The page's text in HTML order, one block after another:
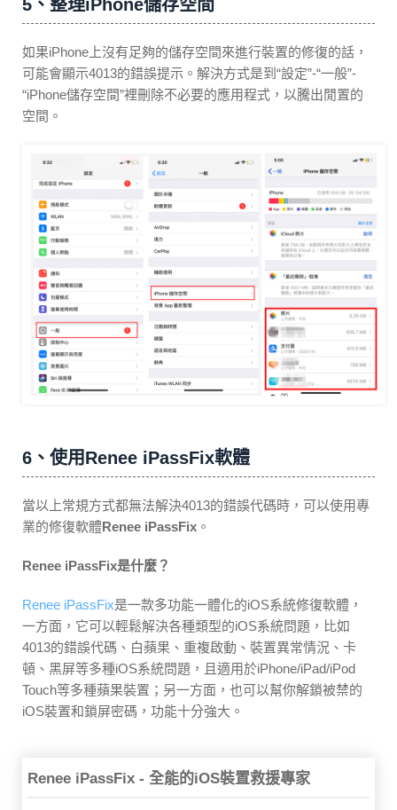
5、整理iPhone儲存空間
如果iPhone上沒有足夠的儲存空間來進行裝置的修復的話，
可能會顯示4013的錯誤提示。解決方式是到“設定”-“一般”-
“iPhone儲存空間”裡刪除不必要的應用程式，以騰出閒置的
空間。
6、使用Renee iPassFix軟體
當以上常規方式都無法解決4013的錯誤代碼時，可以使用專
業的修復軟體Renee iPassFix 。
Renee iPassFix是什麼？
Renee iPassFix是一款多功能一體化的iOS系統修復軟體，
一方面，它可以輕鬆解決各種類型的iOS系統問題，比如
4013的錯誤代碼、白蘋果、重複啟動、裝置異常情況、卡
頓、黑屏等多種iOS系統問題，且適用於iPhone/iPad/iPod
Touch等多種蘋果裝置；另一方面，也可以幫你解鎖被禁的
iOS裝置和鎖屏密碼，功能十分強大。
Renee iPassFix - 全能的iOS裝置救援專家